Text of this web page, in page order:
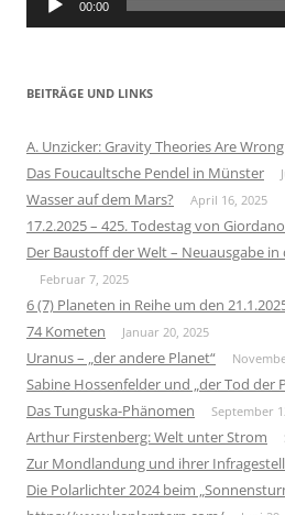
00:00
BEITRÄGE UND LINKS
A. Unzicker: Gravity Theories Are Wrong
Das Foucaultsche Pendel in Münster
Wasser auf dem Mars? April 16, 2025
17.2.2025 – 425. Todestag von
Der Baustoff der Welt – Neuausgabe
Februar 7, 2025
6 (7) Planeten in Reihe um den
74 Kometen Januar 20, 2025
Uranus – „der andere Planet“
Sabine Hossenfelder und „der Tod der
Das Tunguska-Phänomen September
Arthur Firstenberg: Welt unter Strom
Zur Mondlandung und ihrer
Die Polarlichter 2024 beim